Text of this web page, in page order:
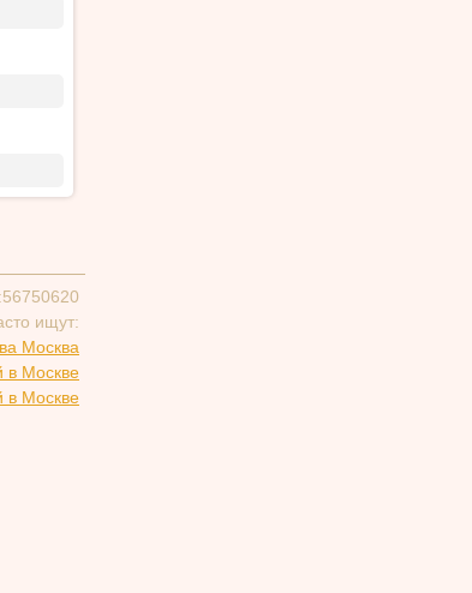
ищут:
Москва
в Москве
в Москве